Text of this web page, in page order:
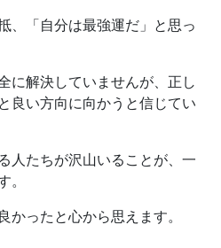
、「自分は最強運だ」と思っ
に解決していませんが、正し
良い方向に向かうと信じてい
人たちが沢山いることが、一
。
かったと心から思えます。